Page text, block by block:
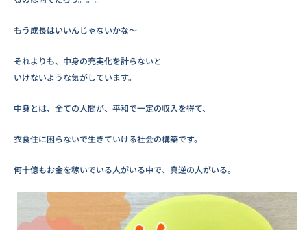
もう成長はいいんじゃないかな～
それよりも、中身の充実化を計らないと
いけないような気がしています。
中身とは、全ての人間が、平和で一定の収入を得て、
衣食住に困らないで生きていける社会の構築です。
何十億もお金を稼いでいる人がいる中で、真逆の人がいる。